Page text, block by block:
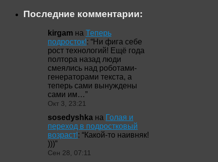
Последние комментарии:
kirgam на Теперь
подросток!: “Ни фига себе
рост технологий! Ещё года
полтора назад люди
смеялись над роботами-
генераторами текста, а
теперь сами вынуждены
сами им…”
Окт 3, 23:21
sosedyshka на Голая и
переход в подростковый
возраст!: “Какой-то наивняк!
)))”
Сен 28, 07:11